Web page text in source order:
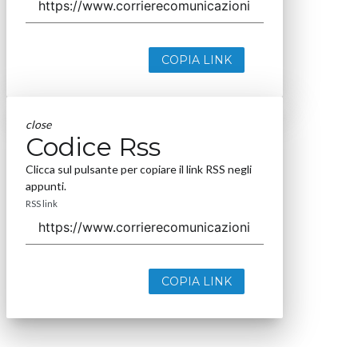
COPIA LINK
close
Codice Rss
Clicca sul pulsante per copiare il link RSS negli
appunti.
RSS link
COPIA LINK